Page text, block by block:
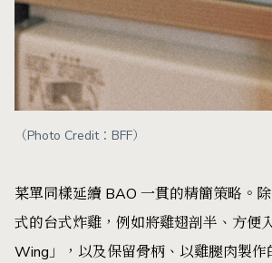
（Photo Credit：BFF）
菜單同樣延續 BAO 一貫的精簡策略。
式的台式炸雞，例如將雞翅剖半、方便
Wing」，以及保留骨柄、以雞腿肉製作